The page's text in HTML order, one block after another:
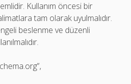
Kullanım öncesi bir
tam olarak uyulmalıdır.
beslenme ve düzenli